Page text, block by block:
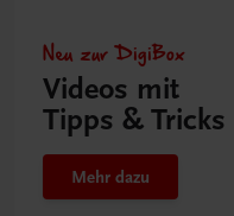
Neu zur DigiBox
Videos mit
Tipps & Tricks
Mehr dazu